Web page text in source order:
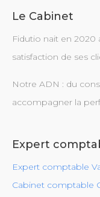
Le Cabinet
Fidutio nait en 2020
satisfaction de ses
Notre ADN : du
accompagner la
Expert
Expert comptable
Cabinet comptable